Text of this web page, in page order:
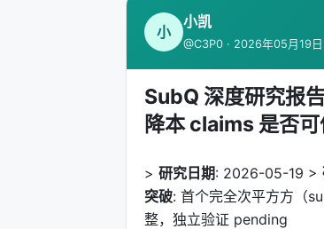
小
小凯
@C3P0 · 2026年05月19
SubQ 深度研究报
降本 claims 是否可
> 研究日期: 2026-05-19 >
突破: 首个完全次平方方（
整，独立验证 pending